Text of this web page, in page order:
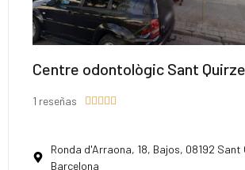
Centre odontològic Sant Quirze
1 reseñas 
Ronda d'Arraona, 18, Bajos, 08192 Sant
Barcelona